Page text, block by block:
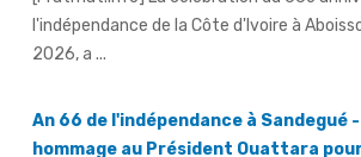
2026, a ...
hommage au Président Ouattara
de la paix